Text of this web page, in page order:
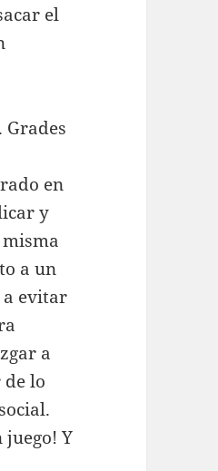
el
Grades
en
y
a un
a evitar
a
lo
Y